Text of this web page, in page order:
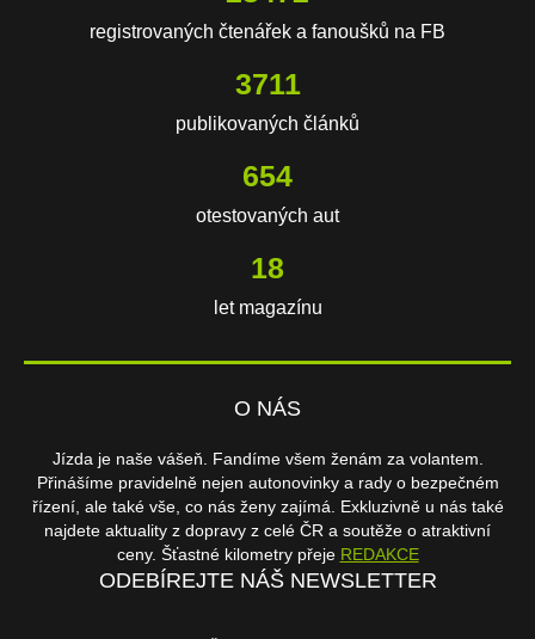
registrovaných čtenářek a fanoušků na FB
3711
publikovaných článků
654
otestovaných aut
18
let magazínu
O NÁS
Jízda je naše vášeň. Fandíme všem ženám za volantem.
Přinášíme pravidelně nejen autonovinky a rady o bezpečném
řízení, ale také vše, co nás ženy zajímá. Exkluzivně u nás také
najdete aktuality z dopravy z celé ČR a soutěže o atraktivní
ceny. Šťastné kilometry přeje REDAKCE
ODEBÍREJTE NÁŠ NEWSLETTER